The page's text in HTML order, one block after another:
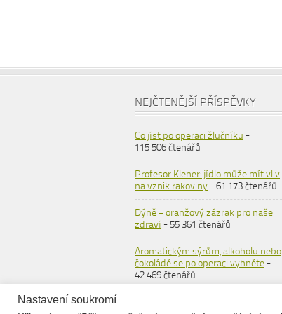
NEJČTENĚJŠÍ PŘÍSPĚVKY
Co jíst po operaci žlučníku -
115 506 čtenářů
Profesor Klener: jídlo může mít vliv
na vznik rakoviny- 61 173 čtenářů
Dýně – oranžový zázrak pro naše
zdraví- 55 361 čtenářů
Aromatickým sýrům, alkoholu nebo
čokoládě se po operaci vyhněte-
42 469 čtenářů
Nastavení soukromí